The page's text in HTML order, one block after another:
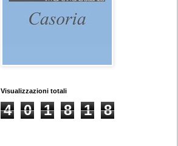
Visualizzazioni totali
4 0 1 8 1 8